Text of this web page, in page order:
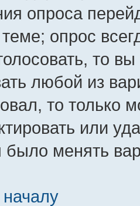
опроса
опрос
то
любой из
то только
или
было менять